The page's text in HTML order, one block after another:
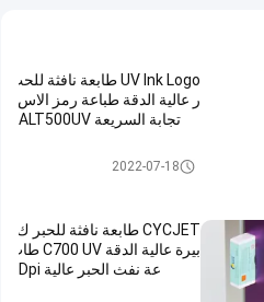
UV Ink Logo طابعة نافثة للحب
ر عالية الدقة طباعة رمز الاس
تجابة السريعة ALT500UV
طابعة نفث الحبر عالية الدقة
2022-07-18
CYCJET طابعة نافثة للحبر ك
بيرة عالية الدقة C700 UV طاب
عة نفث الحبر عالية Dpi